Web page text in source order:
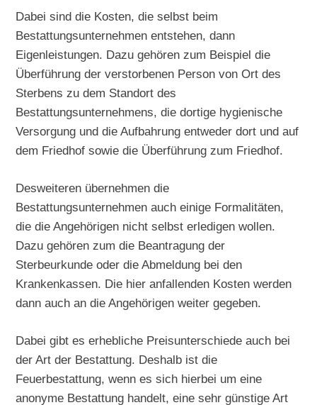
Dabei sind die Kosten, die selbst beim
Bestattungsunternehmen entstehen, dann
Eigenleistungen. Dazu gehören zum Beispiel die
Überführung der verstorbenen Person von Ort des
Sterbens zu dem Standort des
Bestattungsunternehmens, die dortige hygienische
Versorgung und die Aufbahrung entweder dort und auf
dem Friedhof sowie die Überführung zum Friedhof.
Desweiteren übernehmen die
Bestattungsunternehmen auch einige Formalitäten,
die die Angehörigen nicht selbst erledigen wollen.
Dazu gehören zum die Beantragung der
Sterbeurkunde oder die Abmeldung bei den
Krankenkassen. Die hier anfallenden Kosten werden
dann auch an die Angehörigen weiter gegeben.
Dabei gibt es erhebliche Preisunterschiede auch bei
der Art der Bestattung. Deshalb ist die
Feuerbestattung, wenn es sich hierbei um eine
anonyme Bestattung handelt, eine sehr günstige Art